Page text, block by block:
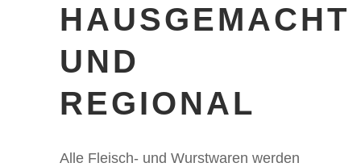
HAUSGEMACHT
UND
REGIONAL
Alle Fleisch- und Wurstwaren werden